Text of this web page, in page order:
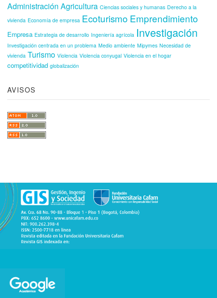
Administración Agricultura Ciencias sociales y humanas Derecho a la
vivienda Economía de empresa Ecoturismo Emprendimiento
Empresa Estrategia de desarrollo Ingeniería agrícola Investigación
Investigación centrada en un problema Medio ambiente Mipymes Necesidad de
vivienda Turismo Violencia Violencia conyugal Violencia en el hogar
competitividad globalización
AVISOS